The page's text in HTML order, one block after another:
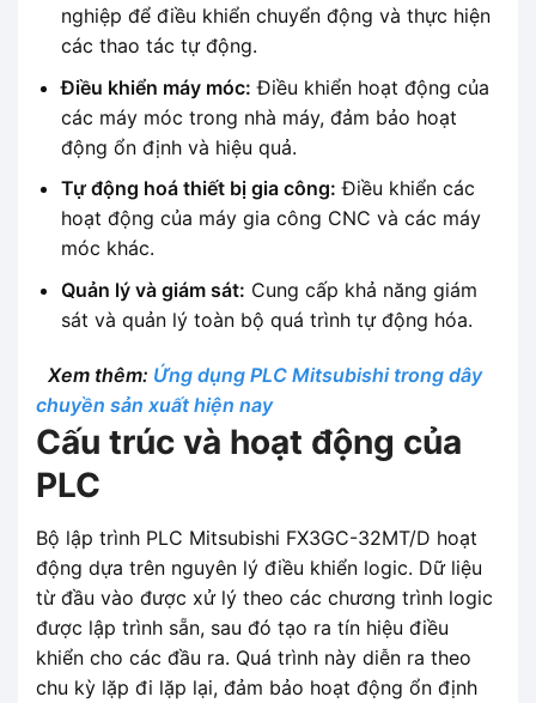
nghiệp để điều khiển chuyển động và thực hiện
các thao tác tự động.
Điều khiển máy móc: Điều khiển hoạt động của
các máy móc trong nhà máy, đảm bảo hoạt
động ổn định và hiệu quả.
Tự động hoá thiết bị gia công: Điều khiển các
hoạt động của máy gia công CNC và các máy
móc khác.
Quản lý và giám sát: Cung cấp khả năng giám
sát và quản lý toàn bộ quá trình tự động hóa.
Xem thêm: Ứng dụng PLC Mitsubishi trong dây
chuyền sản xuất hiện nay
Cấu trúc và hoạt động của
PLC
Bộ lập trình PLC Mitsubishi FX3GC-32MT/D hoạt
động dựa trên nguyên lý điều khiển logic. Dữ liệu
từ đầu vào được xử lý theo các chương trình logic
được lập trình sẵn, sau đó tạo ra tín hiệu điều
khiển cho các đầu ra. Quá trình này diễn ra theo
chu kỳ lặp đi lặp lại, đảm bảo hoạt động ổn định